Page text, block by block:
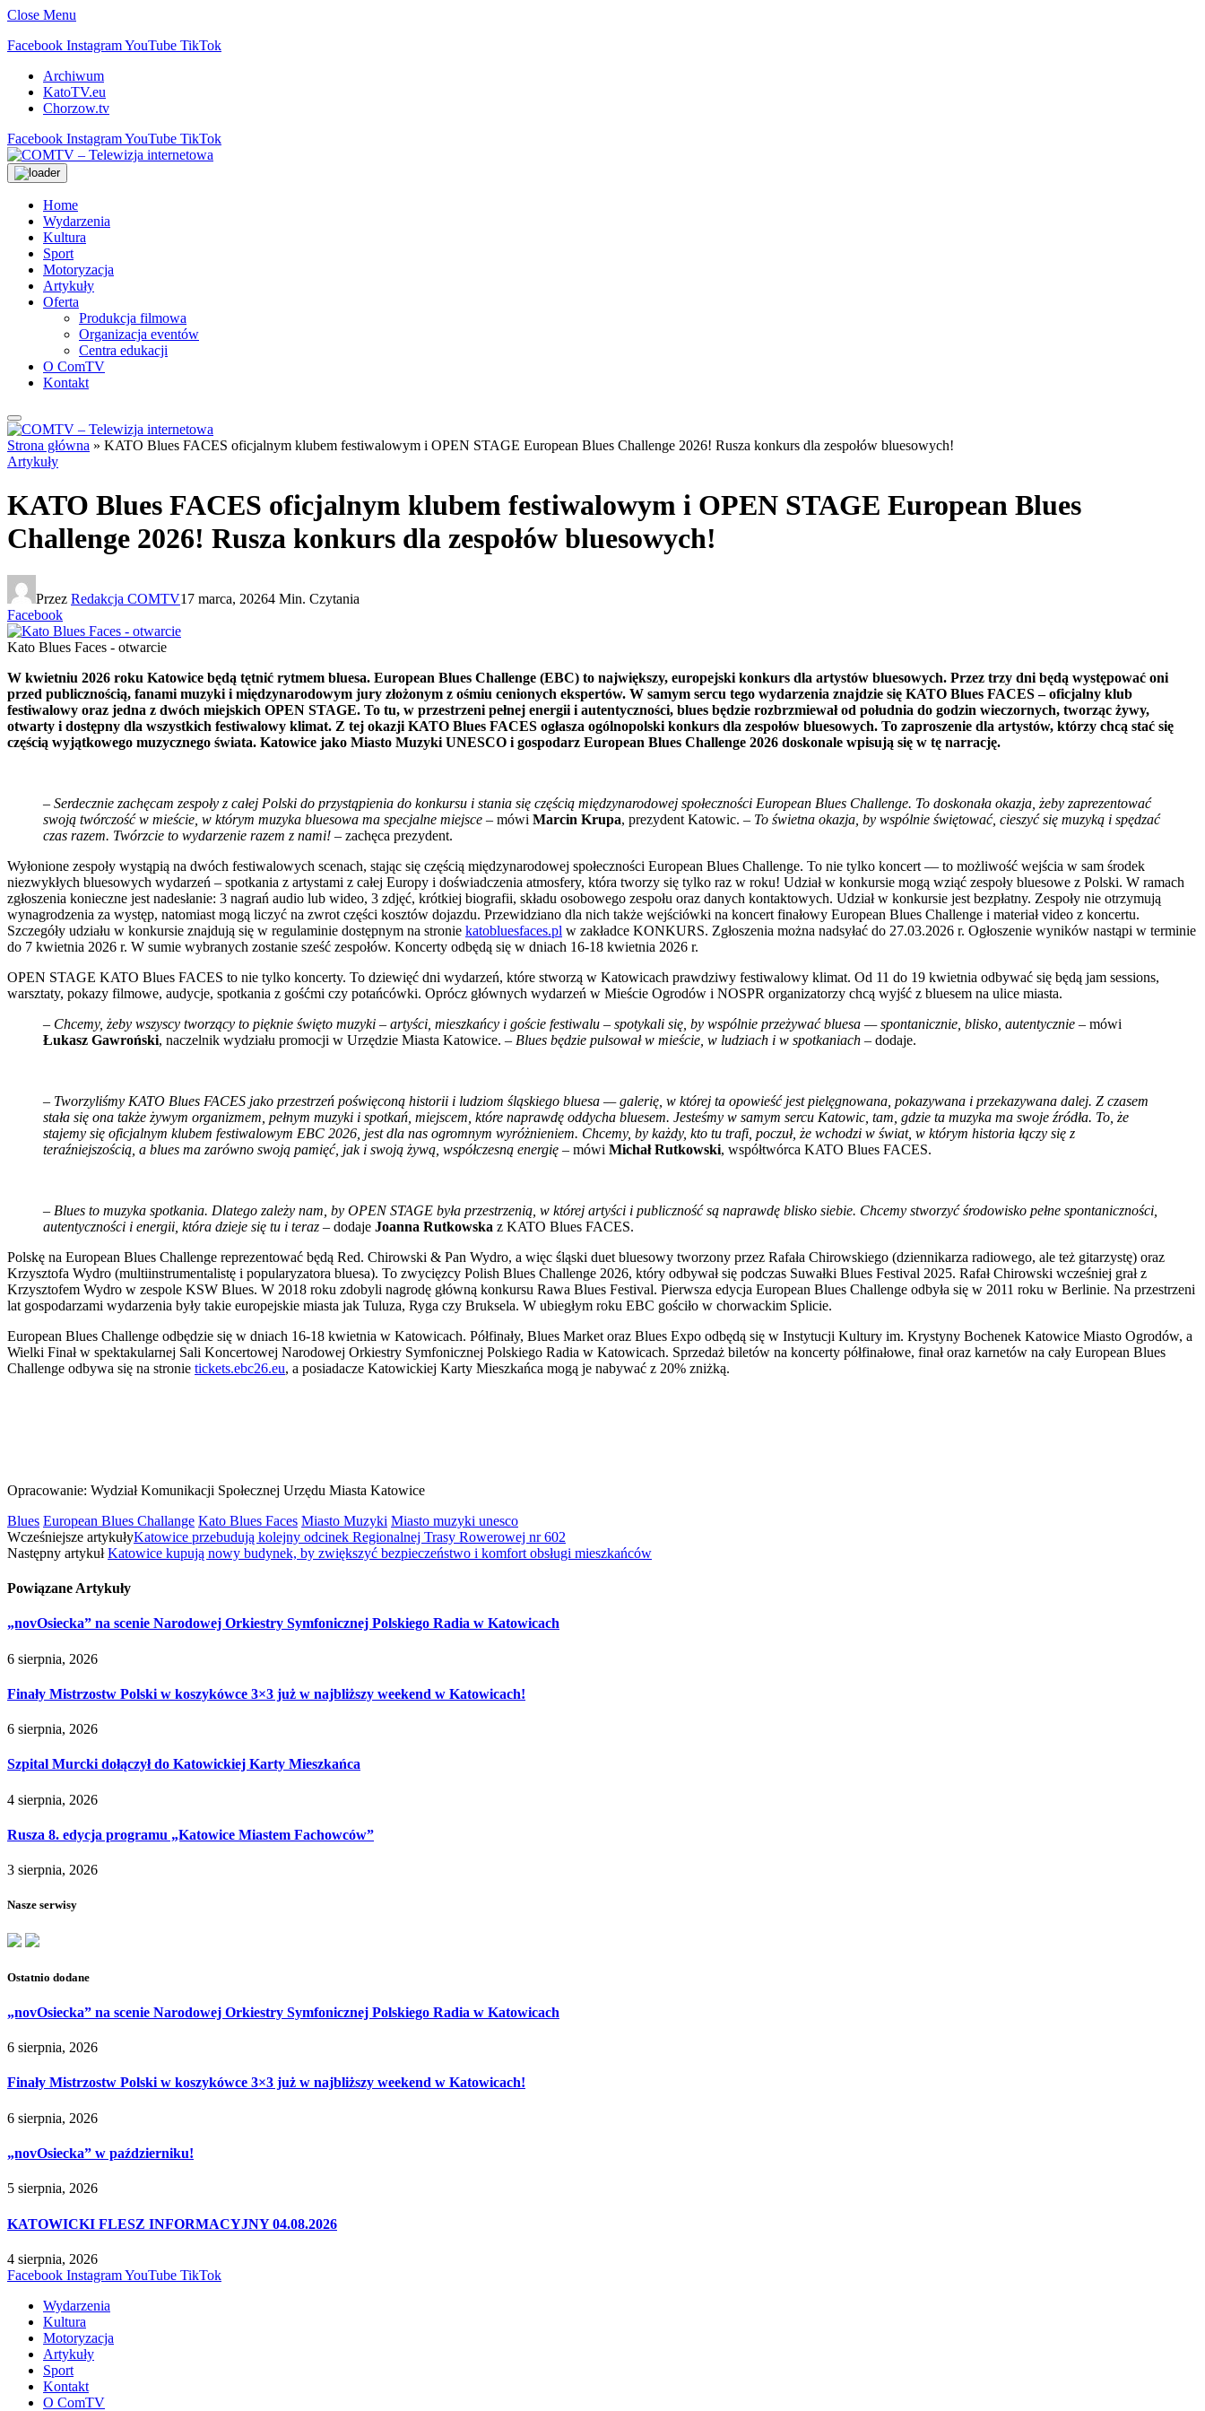
Close Menu
Facebook InstagramYouTube TikTok
Archiwum
KatoTV.eu
Chorzow.tv
Facebook InstagramYouTube TikTok
Home
Wydarzenia
Kultura
Sport
Motoryzacja
Artykuły
Oferta
Produkcja filmowa
Organizacja eventów
Centra edukacji
O ComTV
Kontakt
Strona główna » KATO Blues FACES oficjalnym klubem festiwalowym i OPEN STAGE European Blues Challenge 2026! Rusza konkurs dla zespołów bluesowych!
Artykuły
KATO Blues FACES oficjalnym klubem festiwalowym i OPEN STAGE European Blues
Challenge 2026! Rusza konkurs dla zespołów bluesowych!
Przez Redakcja COMTV17 marca, 20264 Min. Czytania
Facebook
Kato Blues Faces - otwarcie
W kwietniu 2026 roku Katowice będą tętnić rytmem bluesa. European Blues Challenge (EBC) to największy, europejski konkurs dla artystów bluesowych. Przez trzy dni będą występować oni
przed publicznością, fanami muzyki i międzynarodowym jury złożonym z ośmiu cenionych ekspertów. W samym sercu tego wydarzenia znajdzie się KATO Blues FACES – oficjalny klub
festiwalowy oraz jedna z dwóch miejskich OPEN STAGE. To tu, w przestrzeni pełnej energii i autentyczności, blues będzie rozbrzmiewał od południa do godzin wieczornych, tworząc żywy,
otwarty i dostępny dla wszystkich festiwalowy klimat. Z tej okazji KATO Blues FACES ogłasza ogólnopolski konkurs dla zespołów bluesowych. To zaproszenie dla artystów, którzy chcą stać się
częścią wyjątkowego muzycznego świata. Katowice jako Miasto Muzyki UNESCO i gospodarz European Blues Challenge 2026 doskonale wpisują się w tę narrację.
– Serdecznie zachęcam zespoły z całej Polski do przystąpienia do konkursu i stania się częścią międzynarodowej społeczności European Blues Challenge. To doskonała okazja, żeby zaprezentować
swoją twórczość w mieście, w którym muzyka bluesowa ma specjalne miejsce – mówi Marcin Krupa, prezydent Katowic. – To świetna okazja, by wspólnie świętować, cieszyć się muzyką i spędzać
czas razem. Twórzcie to wydarzenie razem z nami! – zachęca prezydent.
Wyłonione zespoły wystąpią na dwóch festiwalowych scenach, stając się częścią międzynarodowej społeczności European Blues Challenge. To nie tylko koncert — to możliwość wejścia w sam środek
niezwykłych bluesowych wydarzeń – spotkania z artystami z całej Europy i doświadczenia atmosfery, która tworzy się tylko raz w roku! Udział w konkursie mogą wziąć zespoły bluesowe z Polski. W ramach
zgłoszenia konieczne jest nadesłanie: 3 nagrań audio lub wideo, 3 zdjęć, krótkiej biografii, składu osobowego zespołu oraz danych kontaktowych. Udział w konkursie jest bezpłatny. Zespoły nie otrzymują
wynagrodzenia za występ, natomiast mogą liczyć na zwrot części kosztów dojazdu. Przewidziano dla nich także wejściówki na koncert finałowy European Blues Challenge i materiał video z koncertu.
Szczegóły udziału w konkursie znajdują się w regulaminie dostępnym na stronie katobluesfaces.pl w zakładce KONKURS. Zgłoszenia można nadsyłać do 27.03.2026 r. Ogłoszenie wyników nastąpi w terminie
do 7 kwietnia 2026 r. W sumie wybranych zostanie sześć zespołów. Koncerty odbędą się w dniach 16-18 kwietnia 2026 r.
OPEN STAGE KATO Blues FACES to nie tylko koncerty. To dziewięć dni wydarzeń, które stworzą w Katowicach prawdziwy festiwalowy klimat. Od 11 do 19 kwietnia odbywać się będą jam sessions,
warsztaty, pokazy filmowe, audycje, spotkania z gośćmi czy potańcówki. Oprócz głównych wydarzeń w Mieście Ogrodów i NOSPR organizatorzy chcą wyjść z bluesem na ulice miasta.
– Chcemy, żeby wszyscy tworzący to pięknie święto muzyki – artyści, mieszkańcy i goście festiwalu – spotykali się, by wspólnie przeżywać bluesa — spontanicznie, blisko, autentycznie – mówi
Łukasz Gawroński, naczelnik wydziału promocji w Urzędzie Miasta Katowice. – Blues będzie pulsował w mieście, w ludziach i w spotkaniach – dodaje.
– Tworzyliśmy KATO Blues FACES jako przestrzeń poświęconą historii i ludziom śląskiego bluesa — galerię, w której ta opowieść jest pielęgnowana, pokazywana i przekazywana dalej. Z czasem
stała się ona także żywym organizmem, pełnym muzyki i spotkań, miejscem, które naprawdę oddycha bluesem. Jesteśmy w samym sercu Katowic, tam, gdzie ta muzyka ma swoje źródła. To, że
stajemy się oficjalnym klubem festiwalowym EBC 2026, jest dla nas ogromnym wyróżnieniem. Chcemy, by każdy, kto tu trafi, poczuł, że wchodzi w świat, w którym historia łączy się z
teraźniejszością, a blues ma zarówno swoją pamięć, jak i swoją żywą, współczesną energię – mówi Michał Rutkowski, współtwórca KATO Blues FACES.
– Blues to muzyka spotkania. Dlatego zależy nam, by OPEN STAGE była przestrzenią, w której artyści i publiczność są naprawdę blisko siebie. Chcemy stworzyć środowisko pełne spontaniczności,
autentyczności i energii, która dzieje się tu i teraz – dodaje Joanna Rutkowska z KATO Blues FACES.
Polskę na European Blues Challenge reprezentować będą Red. Chirowski & Pan Wydro, a więc śląski duet bluesowy tworzony przez Rafała Chirowskiego (dziennikarza radiowego, ale też gitarzystę) oraz
Krzysztofa Wydro (multiinstrumentalistę i popularyzatora bluesa). To zwycięzcy Polish Blues Challenge 2026, który odbywał się podczas Suwałki Blues Festival 2025. Rafał Chirowski wcześniej grał z
Krzysztofem Wydro w zespole KSW Blues. W 2018 roku zdobyli nagrodę główną konkursu Rawa Blues Festival. Pierwsza edycja European Blues Challenge odbyła się w 2011 roku w Berlinie. Na przestrzeni
lat gospodarzami wydarzenia były takie europejskie miasta jak Tuluza, Ryga czy Bruksela. W ubiegłym roku EBC gościło w chorwackim Splicie.
European Blues Challenge odbędzie się w dniach 16-18 kwietnia w Katowicach. Półfinały, Blues Market oraz Blues Expo odbędą się w Instytucji Kultury im. Krystyny Bochenek Katowice Miasto Ogrodów, a
Wielki Finał w spektakularnej Sali Koncertowej Narodowej Orkiestry Symfonicznej Polskiego Radia w Katowicach. Sprzedaż biletów na koncerty półfinałowe, finał oraz karnetów na cały European Blues
Challenge odbywa się na stronie tickets.ebc26.eu, a posiadacze Katowickiej Karty Mieszkańca mogą je nabywać z 20% zniżką.
Opracowanie: Wydział Komunikacji Społecznej Urzędu Miasta Katowice
Blues European Blues Challange Kato Blues Faces Miasto Muzyki Miasto muzyki unesco
Wcześniejsze artykułyKatowice przebudują kolejny odcinek Regionalnej Trasy Rowerowej nr 602
Następny artykułKatowice kupują nowy budynek, by zwiększyć bezpieczeństwo i komfort obsługi mieszkańców
Powiązane Artykuły
„novOsiecka” na scenie Narodowej Orkiestry Symfonicznej Polskiego Radia w Katowicach
6 sierpnia, 2026
Finały Mistrzostw Polski w koszykówce 3×3 już w najbliższy weekend w Katowicach!
6 sierpnia, 2026
Szpital Murcki dołączył do Katowickiej Karty Mieszkańca
4 sierpnia, 2026
Rusza 8. edycja programu „Katowice Miastem Fachowców”
3 sierpnia, 2026
Nasze serwisy
Ostatnio dodane
„novOsiecka” na scenie Narodowej Orkiestry Symfonicznej Polskiego Radia w Katowicach
6 sierpnia, 2026
Finały Mistrzostw Polski w koszykówce 3×3 już w najbliższy weekend w Katowicach!
6 sierpnia, 2026
„novOsiecka” w październiku!
5 sierpnia, 2026
KATOWICKI FLESZ INFORMACYJNY 04.08.2026
4 sierpnia, 2026
Facebook InstagramYouTube TikTok
Wydarzenia
Kultura
Motoryzacja
Artykuły
Sport
Kontakt
O ComTV